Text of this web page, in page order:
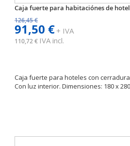
Caja fuerte para habitaciónes de
126,45 €
91,50 €+ IVA
110,72 € IVA incl.
Caja fuerte para hoteles con
Con luz interior. Dimensiones: 180 x